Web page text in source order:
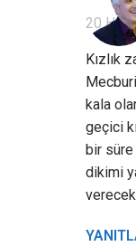
20
Kızlık
kala
geçici
bir süre
dikimi